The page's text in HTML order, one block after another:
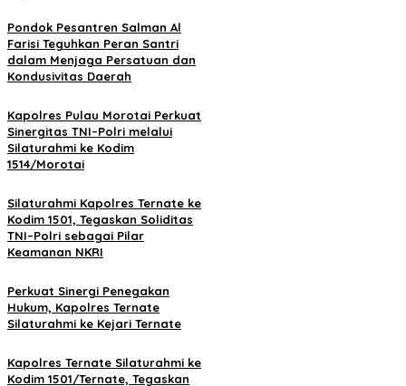
Pondok Pesantren Salman Al
Farisi Teguhkan Peran Santri
dalam Menjaga Persatuan dan
Kondusivitas Daerah
Kapolres Pulau Morotai Perkuat
Sinergitas TNI–Polri melalui
Silaturahmi ke Kodim
1514/Morotai
Silaturahmi Kapolres Ternate ke
Kodim 1501, Tegaskan Soliditas
TNI–Polri sebagai Pilar
Keamanan NKRI
Perkuat Sinergi Penegakan
Hukum, Kapolres Ternate
Silaturahmi ke Kejari Ternate
Kapolres Ternate Silaturahmi ke
Kodim 1501/Ternate, Tegaskan